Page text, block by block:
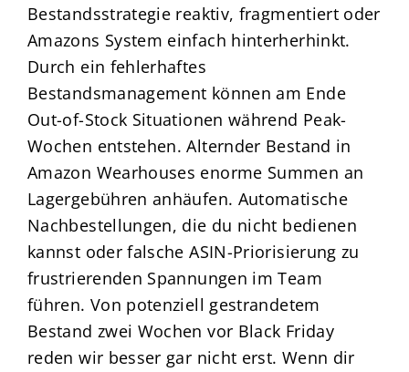
Bestandsstrategie reaktiv, fragmentiert oder
Amazons System einfach hinterherhinkt.
Durch ein fehlerhaftes
Bestandsmanagement können am Ende
Out-of-Stock Situationen während Peak-
Wochen entstehen. Alternder Bestand in
Amazon Wearhouses enorme Summen an
Lagergebühren anhäufen. Automatische
Nachbestellungen, die du nicht bedienen
kannst oder falsche ASIN-Priorisierung zu
frustrierenden Spannungen im Team
führen. Von potenziell gestrandetem
Bestand zwei Wochen vor Black Friday
reden wir besser gar nicht erst. Wenn dir